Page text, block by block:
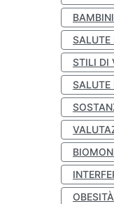
BAMBINI
SALUTE
STILI DI
SALUTE